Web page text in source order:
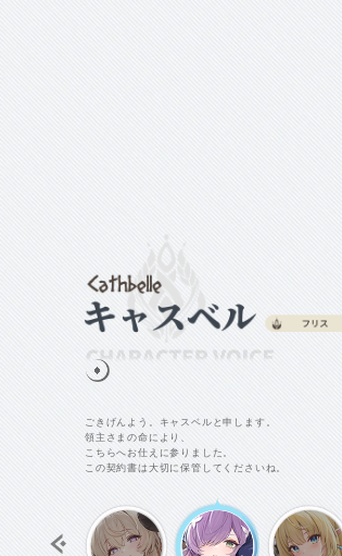
ごきげんよう。キャスベルと申します。
領主さまの命により、
こちらへお仕えに参りました。
この契約書は大切に保管してくださいね。
STARAY
メテオール
異生類-鱗形族